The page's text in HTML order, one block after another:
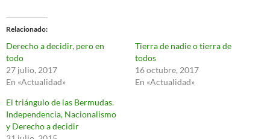
Relacionado
Derecho a decidir, pero en
todo
27 julio, 2017
En «Actualidad»
Tierra de nadie o tierra de
todos
16 octubre, 2017
En «Actualidad»
El triángulo de las Bermudas.
Independencia, Nacionalismo
y Derecho a decidir